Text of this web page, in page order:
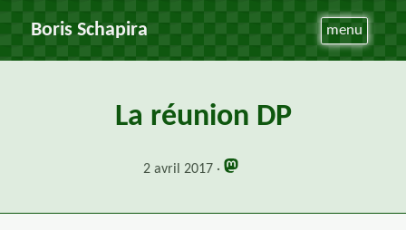
Boris Schapira menu
La réunion DP
2 avril 2017